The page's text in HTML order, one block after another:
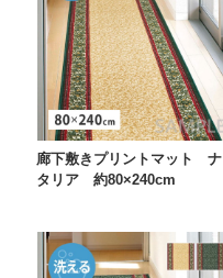
廊下敷きプリントマット ナ
タリア 約80×240cm